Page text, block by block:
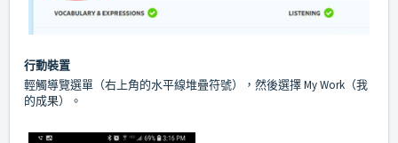
行動裝置
輕觸導覽選單（右上角的水平線堆疊符號），然後選擇 My Work（我
的成果）。